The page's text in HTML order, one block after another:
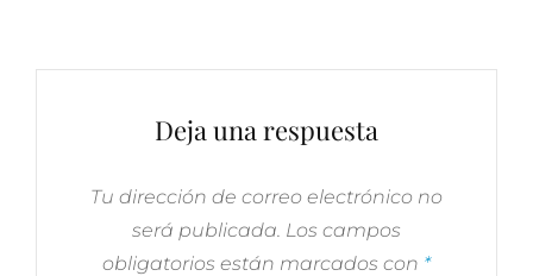
MENORCA
Deja una respuesta
Tu dirección de correo electrónico no
será publicada. Los campos
obligatorios están marcados con *